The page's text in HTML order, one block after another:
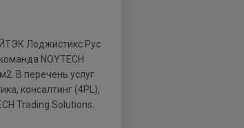
NOYTECH
В перечень услуг
консалтинг (4PL),
Trading Solutions.